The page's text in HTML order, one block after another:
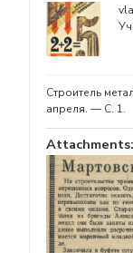
Строитель
апреля. — С. 1.
Attachments: